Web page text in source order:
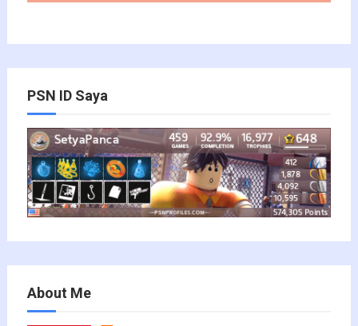
PSN ID Saya
About Me